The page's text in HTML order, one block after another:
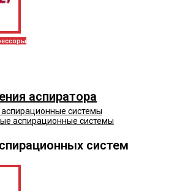
аспиратора
системы
аспирационные системы
систем